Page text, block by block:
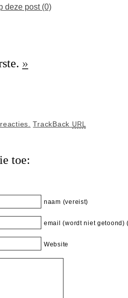
deze post (0)
»
TrackBack URL
toe:
naam (vereist)
email (wordt niet getoond)
Website